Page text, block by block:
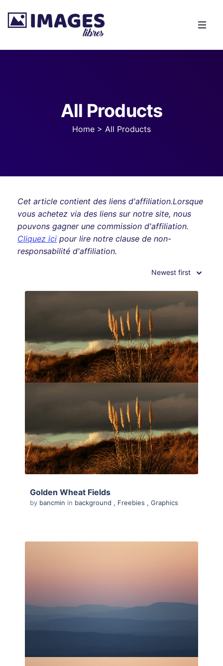
All Products
Home > All Products
Cet article contient des liens d'affiliation.Lorsque
vous achetez via des liens sur notre site, nous
pouvons gagner une commission d'affiliation.
Cliquez ici pour lire notre clause de non-
responsabilité d'affiliation.
Newest first
Golden Wheat Fields
by bancmin in background , Freebies , Graphics